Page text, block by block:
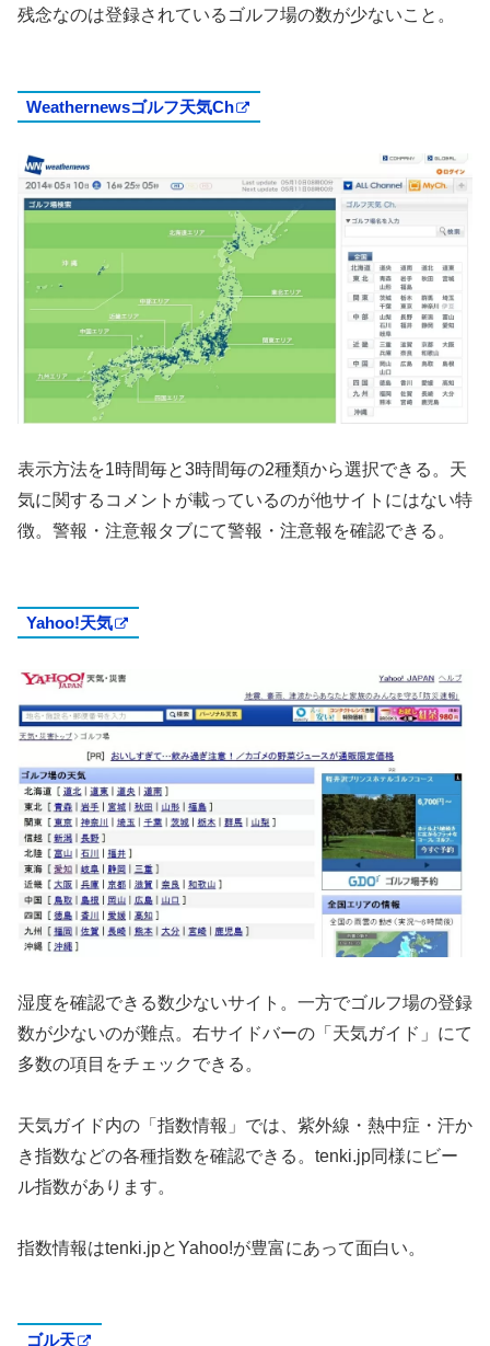
残念なのは登録されているゴルフ場の数が少ないこと。
Weathernewsゴルフ天気Ch
表示方法を1時間毎と3時間毎の2種類から選択できる。天
気に関するコメントが載っているのが他サイトにはない特
徴。警報・注意報タブにて警報・注意報を確認できる。
Yahoo!天気
湿度を確認できる数少ないサイト。一方でゴルフ場の登録
数が少ないのが難点。右サイドバーの「天気ガイド」にて
多数の項目をチェックできる。
天気ガイド内の「指数情報」では、紫外線・熱中症・汗か
き指数などの各種指数を確認できる。tenki.jp同様にビー
ル指数があります。
指数情報はtenki.jpとYahoo!が豊富にあって面白い。
ゴル天